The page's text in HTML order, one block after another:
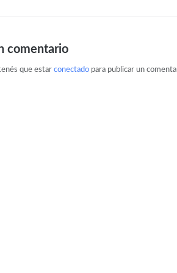
comentario
que estar conectadopara publicar un